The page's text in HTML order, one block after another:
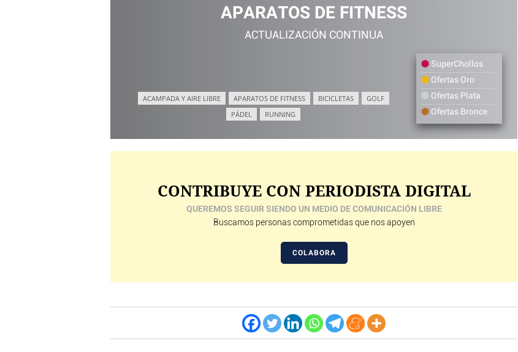
APARATOS DE FITNESS
ACTUALIZACIÓN CONTINUA
ACAMPADA Y AIRE LIBRE APARATOS DE FITNESS BICICLETAS
GOLF
PÁDEL
RUNNING
SuperChollos
Ofertas Oro
Ofertas Plata
Ofertas Bronce
CONTRIBUYE CON PERIODISTA DIGITAL
QUEREMOS SEGUIR SIENDO UN MEDIO DE COMUNICACIÓN LIBRE
Buscamos personas comprometidas que nos apoyen
COLABORA